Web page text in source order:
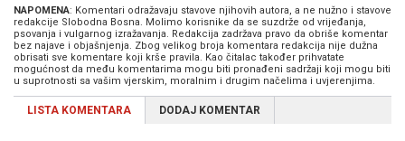
NAPOMENA: Komentari odražavaju stavove njihovih autora, a ne nužno i stavove
redakcije Slobodna Bosna. Molimo korisnike da se suzdrže od vrijeđanja,
psovanja i vulgarnog izražavanja. Redakcija zadržava pravo da obriše komentar
bez najave i objašnjenja. Zbog velikog broja komentara redakcija nije dužna
obrisati sve komentare koji krše pravila. Kao čitalac također prihvatate
mogućnost da među komentarima mogu biti pronađeni sadržaji koji mogu biti
u suprotnosti sa vašim vjerskim, moralnim i drugim načelima i uvjerenjima.
LISTA KOMENTARA DODAJ KOMENTAR